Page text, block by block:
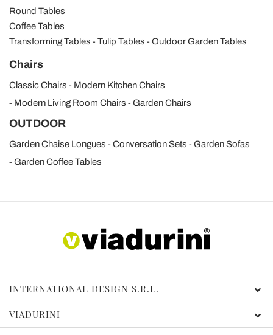
Round Tables
Coffee Tables
Transforming Tables
Tulip Tables Outdoor Garden Tables
Chairs
Classic Chairs
Modern Kitchen Chairs
Modern Living Room Chairs
Garden Chairs
OUTDOOR
Garden Chaise Longues Conversation Sets
Garden Sofas
Garden Coffee Tables
INTERNATIONAL DESIGN S.R.L.
VIADURINI